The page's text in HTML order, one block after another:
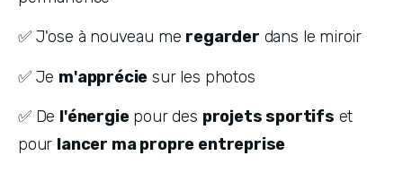
✅ J'ose à nouveau me regarder dans le miroir
✅ Je m'apprécie sur les photos
✅ De l'énergie pour des projets sportifs et
pour lancer ma propre entreprise